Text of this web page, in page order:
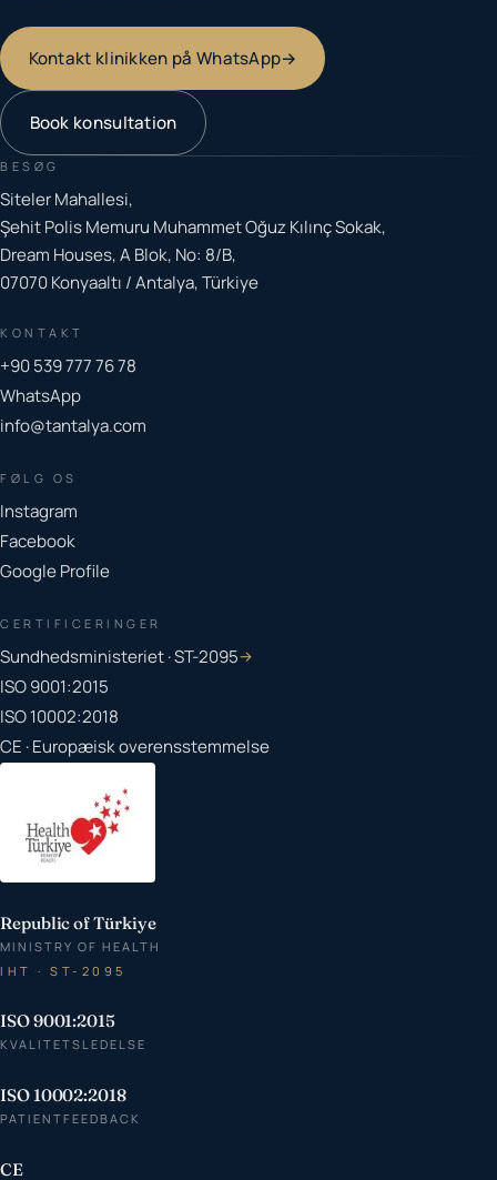
Kontakt klinikken på WhatsApp→
Book konsultation
BESØG
Siteler Mahallesi,
Şehit Polis Memuru Muhammet Oğuz Kılınç Sokak,
Dream Houses, A Blok, No: 8/B,
07070 Konyaaltı / Antalya, Türkiye
KONTAKT
+90 539 777 76 78
WhatsApp
info@tantalya.com
FØLG OS
Instagram
Facebook
Google Profile
CERTIFICERINGER
Sundhedsministeriet · ST-2095→
ISO 9001:2015
ISO 10002:2018
CE · Europæisk overensstemmelse
Republic of Türkiye
MINISTRY OF HEALTH
IHT · ST-2095
ISO 9001:2015
KVALITETSLEDELSE
ISO 10002:2018
PATIENTFEEDBACK
CE